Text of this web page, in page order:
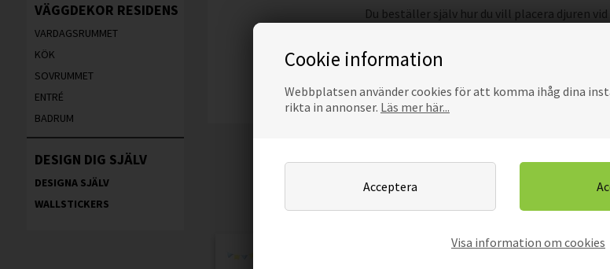
Cookie information
Webbplatsen använder cookies för att komma ihåg dina
rikta in annonser. Läs mer här...
Visa information om cookies
VÄGGDEKOR RESIDENS
VARDAGSRUMMET
KÖK
SOVRUMMET
ENTRÉ
BADRUM
DESIGN DIG SJÄLV
DESIGNA SJÄLV
WALLSTICKERS
Du beställer själv hur du vill placera djuren
ett gör-det-själv-projekt
överföringsfolie på så att man lätt kan sätta